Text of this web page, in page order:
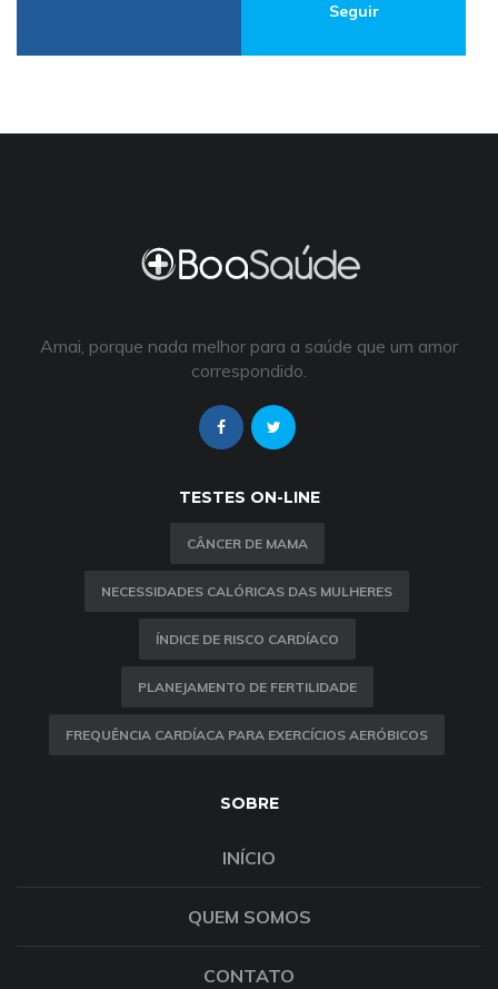
Seguir
Amai, porque nada melhor para a saúde que um amor
correspondido.
TESTES ON-LINE
CÂNCER DE MAMA
NECESSIDADES CALÓRICAS DAS MULHERES
ÍNDICE DE RISCO CARDÍACO
PLANEJAMENTO DE FERTILIDADE
FREQUÊNCIA CARDÍACA PARA EXERCÍCIOS AERÓBICOS
SOBRE
INÍCIO
QUEM SOMOS
CONTATO